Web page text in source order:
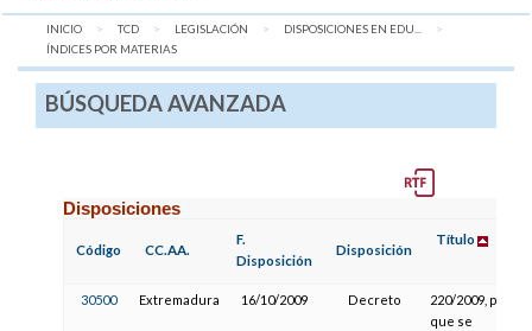
INICIO TCD LEGISLACIÓN
DISPOSICIONES EN EDU...
AQUÍ:
ÍNDICES POR MATERIAS
BÚSQUEDA AVANZADA
Disposiciones
Código CC.AA.
F.
Disposición
Disposición
Título
30500 Extremadura 16/10/2009 Decreto
220/2009, por el
que se